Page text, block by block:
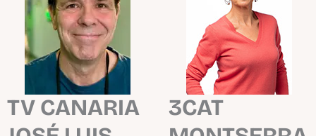
TV CANARIA
3CAT